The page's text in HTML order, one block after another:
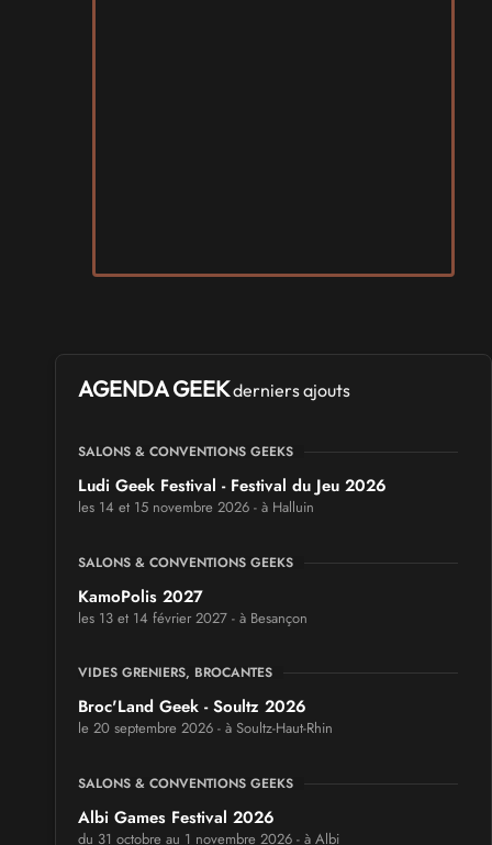
AGENDA GEEKderniers ajouts
SALONS & CONVENTIONS GEEKS
Ludi Geek Festival - Festival du Jeu 2026
les 14 et 15 novembre 2026 - à Halluin
SALONS & CONVENTIONS GEEKS
KamoPolis 2027
les 13 et 14 février 2027 - à Besançon
VIDES GRENIERS, BROCANTES
Broc'Land Geek - Soultz 2026
le 20 septembre 2026 - à Soultz-Haut-Rhin
SALONS & CONVENTIONS GEEKS
Albi Games Festival 2026
du 31 octobre au 1 novembre 2026 - à Albi